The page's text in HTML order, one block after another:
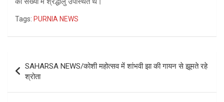
Tags: PURNIA NEWS
navigation
SAHARSA NEWS/कोशी महोत्सव में शांभवी झा की गायन से झूमते रहे
श्रोता